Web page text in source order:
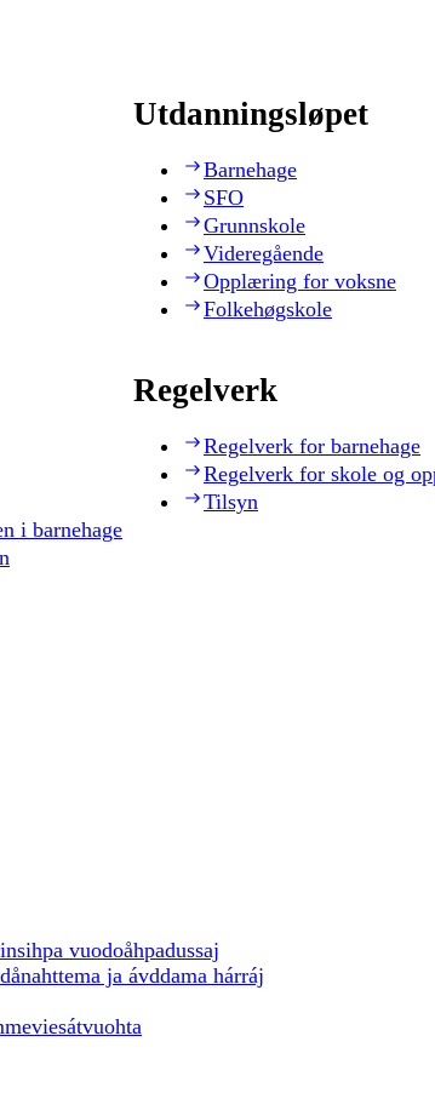
Utdanningsløpet
Barnehage
SFO
Grunnskole
Videregående
Opplæring for voksne
Folkehøgskole
i barnehage
Regelverk
Regelverk for barnehage
Regelverk for skole og
Tilsyn
vuodoåhpadussaj
ja ávddama hárráj